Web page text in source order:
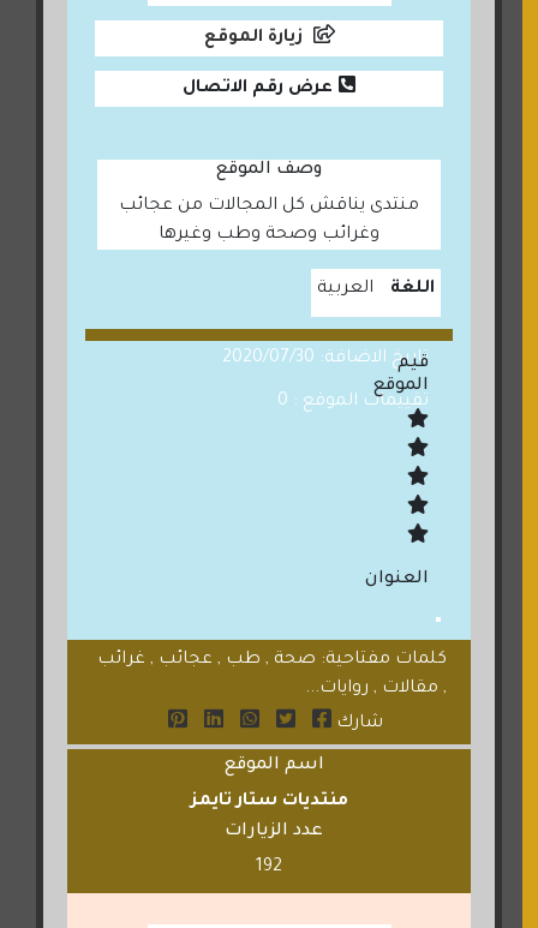
زيارة الموقع
عرض رقم الاتصال
وصف الموقع
منتدى يناقش كل المجالات من عجائب
وغرائب وصحة وطب وغيرها
اللغة العربية
تاريخ الاضافة: 2020/07/30
تقييمات الموقع : 0
قيم
الموقع
العنوان
كلمات مفتاحية: صحة , طب , عجائب , غرائب
, مقالات , روايات...
شارك
اسم الموقع
منتديات ستار تايمز
عدد الزيارات
192